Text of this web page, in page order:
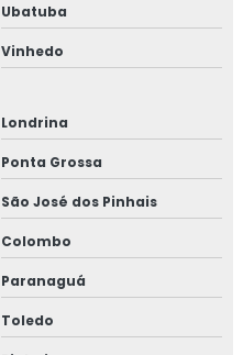
Ubatuba
Vinhedo
Londrina
Ponta Grossa
São José dos Pinhais
Colombo
Paranaguá
Toledo